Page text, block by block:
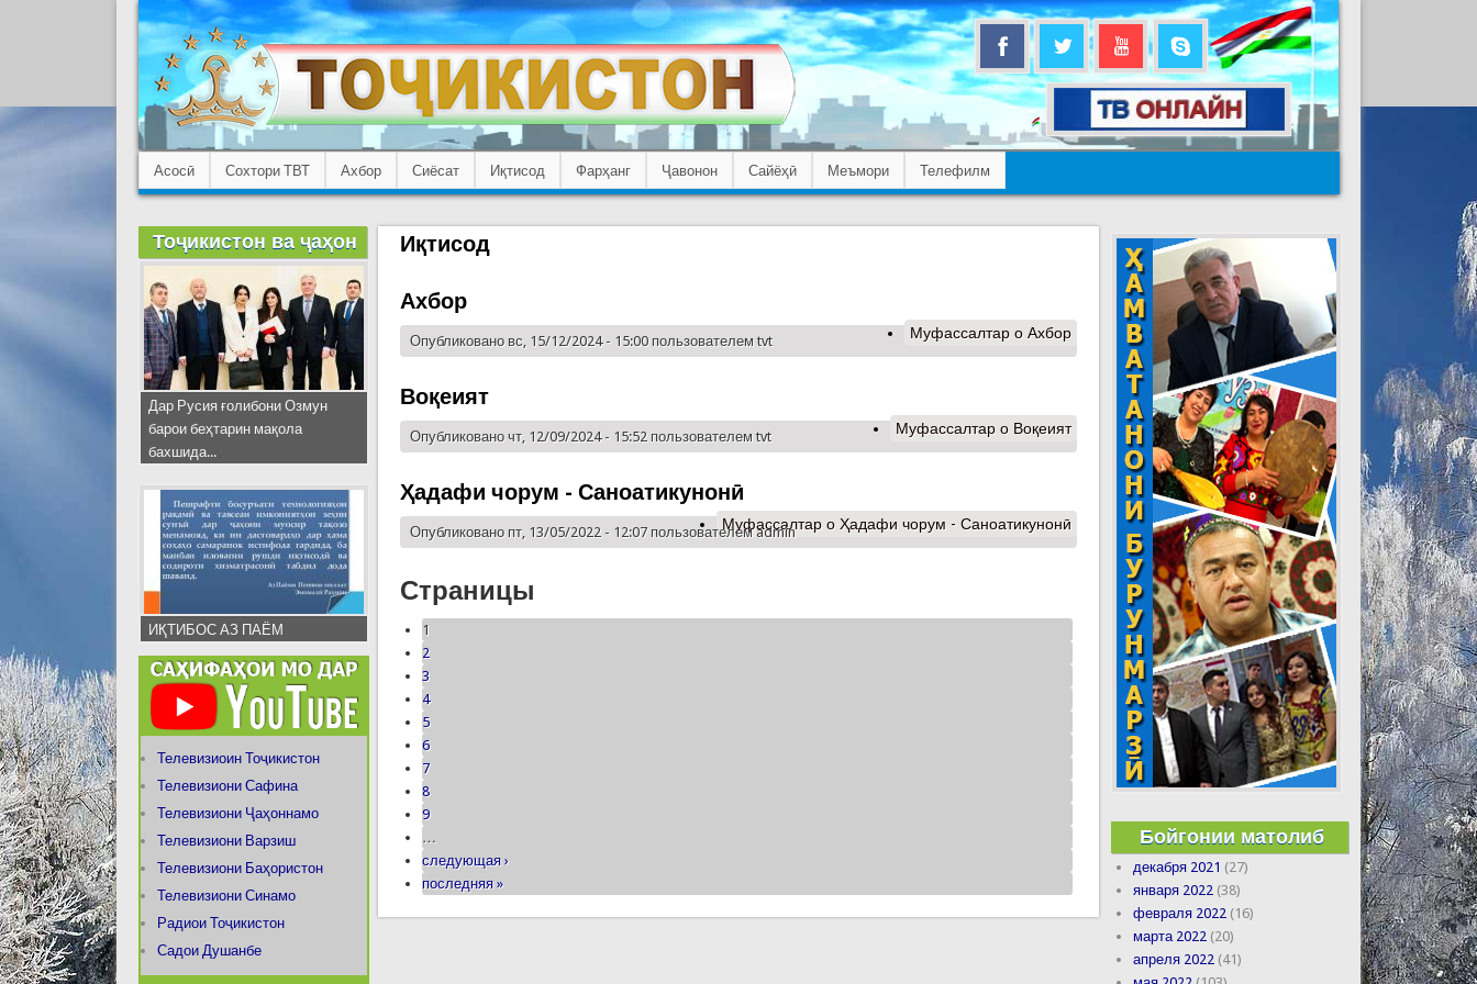
Асосӣ Сохтори ТВТ Ахбор Сиёсат Иқтисод Фарҳанг Ҷавонон Сайёҳӣ Меъмори Телефилм
Иқтисод
Ахбор
Опубликовано вс, 15/12/2024 - 15:00 пользователемtvt Муфассалтаро Ахбор
Воқеият
Опубликовано чт, 12/09/2024 - 15:52 пользователемtvt Муфассалтаро Воқеият
Ҳадафи чорум - Саноатикунонӣ
Опубликовано пт, 13/05/2022 - 12:07 пользователемadmin
Муфассалтаро Ҳадафи чорум - Саноатикунонӣ
Страницы
1
2
3
4
5
6
7
8
9
…
следующая ›
последняя »
Тоҷикистон ва ҷаҳон
Дар Русия ғолибони Озмун
барои беҳтарин мақола
бахшида...
ИҚТИБОС АЗ ПАЁМ
Телевизиоин Тоҷикистон
Телевизиони Сафина
Телевизиони Ҷаҳоннамо
Телевизиони Варзиш
Телевизиони Баҳористон
Телевизиони Синамо
Радиои Тоҷикистон
Садои Душанбе
Бойгонии матолиб
декабря 2021 (27)
января 2022 (38)
февраля 2022 (16)
марта 2022 (20)
апреля 2022 (41)